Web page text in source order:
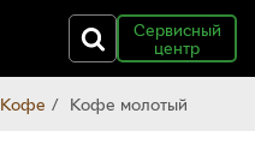
Сервисный
центр
Кофе Кофе молотый